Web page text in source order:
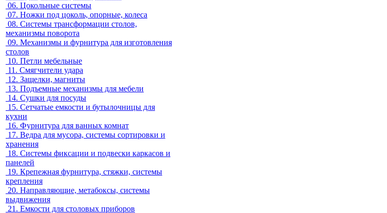
06. Цокольные системы
07. Ножки под цоколь, опорные, колеса
08. Системы трансформации столов,
механизмы поворота
09. Механизмы и фурнитура для изготовления
столов
10. Петли мебельные
11. Смягчители удара
12. Защелки, магниты
13. Подъемные механизмы для мебели
14. Сушки для посуды
15. Сетчатые емкости и бутылочницы для
кухни
16. Фурнитура для ванных комнат
17. Ведра для мусора, системы сортировки и
хранения
18. Системы фиксации и подвески каркасов и
панелей
19. Крепежная фурнитура, стяжки, системы
крепления
20. Направляющие, метабоксы, системы
выдвижения
21. Емкости для столовых приборов